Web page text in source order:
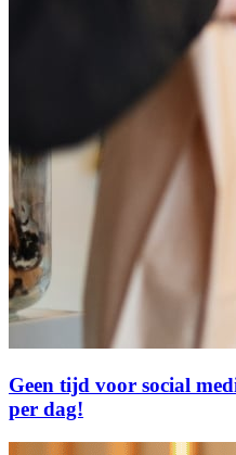
Geen tijd voor social
per dag!